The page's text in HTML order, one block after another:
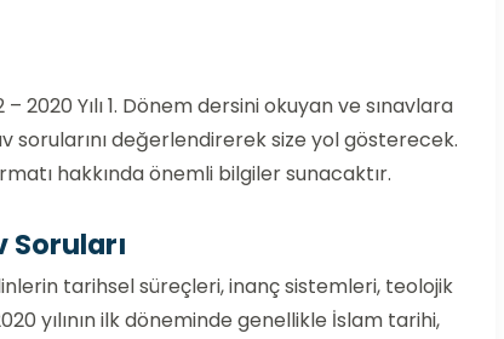
2020 Yılı 1. Dönem dersini okuyan ve sınavlara
sorularını değerlendirerek size yol gösterecek.
hakkında önemli bilgiler sunacaktır.
Soruları
tarihsel süreçleri, inanç sistemleri, teolojik
yılının ilk döneminde genellikle İslam tarihi,